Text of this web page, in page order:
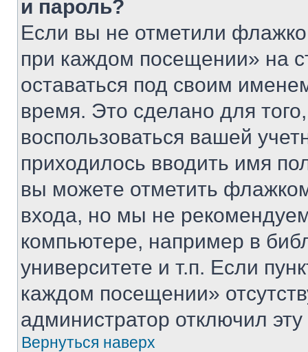
и пароль?
Если вы не отметили
при каждом посещении» на
оставаться под своим
время. Это сделано для
воспользоваться вашей
приходилось вводить имя
вы можете отметить
входа, но мы не
компьютере, например в
университете и т.п. Если
каждом посещении»
администратор отключил
Вернуться наверх